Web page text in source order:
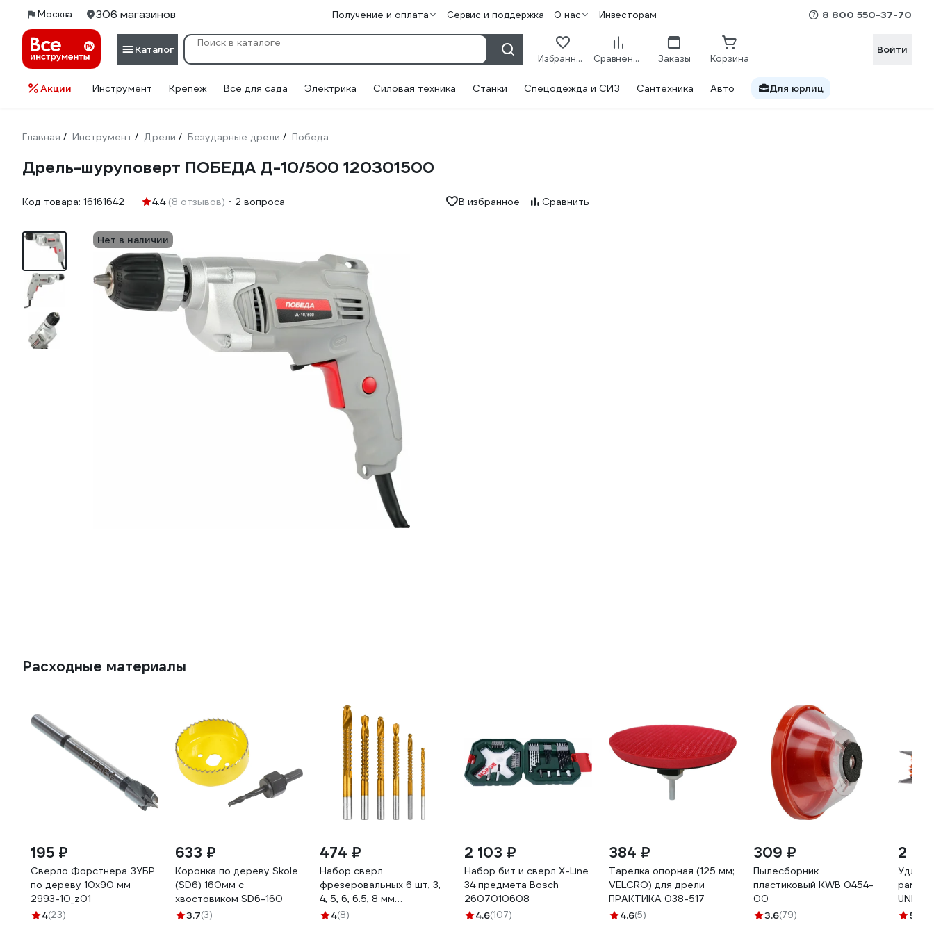
Москва 306 магазинов Получение и оплата Сервис и поддержка О нас Инвесторам 8 800 550-37-70
Каталог
Избранное Сравнение Заказы Корзина
Войти
Акции Инструмент Крепеж Всё для сада Электрика Силовая техника Станки Спецодежда и СИЗ Сантехника Авто Для юрлиц
Главная / Инструмент / Дрели / Безударные дрели / Победа
Дрель-шуруповерт ПОБЕДА Д-10/500 120301500
Код товара: 16161642 4.4 (8 отзывов) 2 вопроса В избранное Сравнить
Нет в наличии
Расходные материалы
195 ₽
Cверло Форстнера ЗУБР
по дереву 10x90 мм
2993-10_z01
4(23)
633 ₽
Коронка по дереву Skole
(SD6) 160мм c
хвостовиком SD6-160
3.7(3)
474 ₽
Набор сверл
фрезеровальных 6 шт, 3,
4, 5, 6, 6.5, 8 мм
vertextools 0987-3-8
4(8)
2 103 ₽
Набор бит и сверл X-Line
34 предмета Bosch
2607010608
4.6(107)
384 ₽
Тарелка опорная (125 мм;
VELCRO) для дрели
ПРАКТИКА 038-517
4.6(5)
309 ₽
Пылесборник
пластиковый KWB 0454-
00
3.6(79)
2
рамка
5